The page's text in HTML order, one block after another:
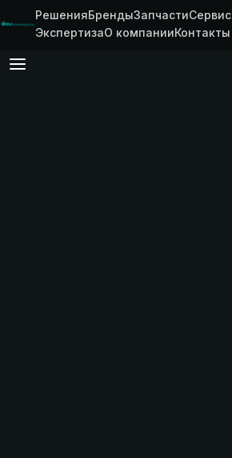
РешенияБрендыЗапчастиСервис
ЭкспертизаО компанииКонтакты